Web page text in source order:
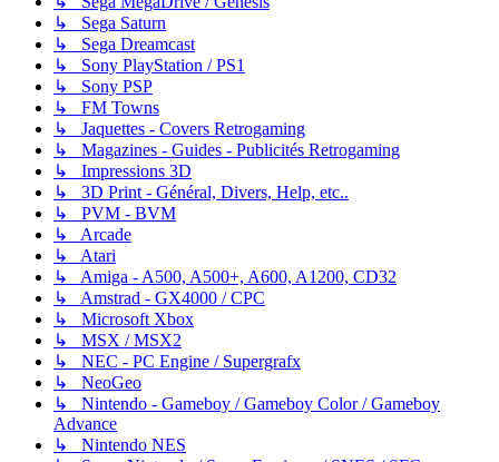
↳ Sega Saturn
↳ Sega Dreamcast
↳ Sony PlayStation / PS1
↳ Sony PSP
↳ FM Towns
↳ Jaquettes - Covers Retrogaming
↳ Magazines - Guides - Publicités Retrogaming
↳ Impressions 3D
↳ 3D Print - Général, Divers, Help, etc..
↳ PVM - BVM
↳ Arcade
↳ Atari
↳ Amiga - A500, A500+, A600, A1200, CD32
↳ Amstrad - GX4000 / CPC
↳ Microsoft Xbox
↳ MSX / MSX2
↳ NEC - PC Engine / Supergrafx
↳ NeoGeo
↳ Nintendo - Gameboy / Gameboy Color / Gameboy
Advance
↳ Nintendo NES